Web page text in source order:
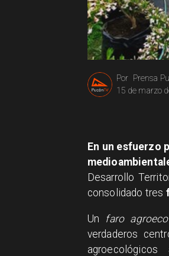
Prensa
Por
15 de marzo
En un esfuerzo
Desarrollo
consolidado tres
Un faro
verdaderos